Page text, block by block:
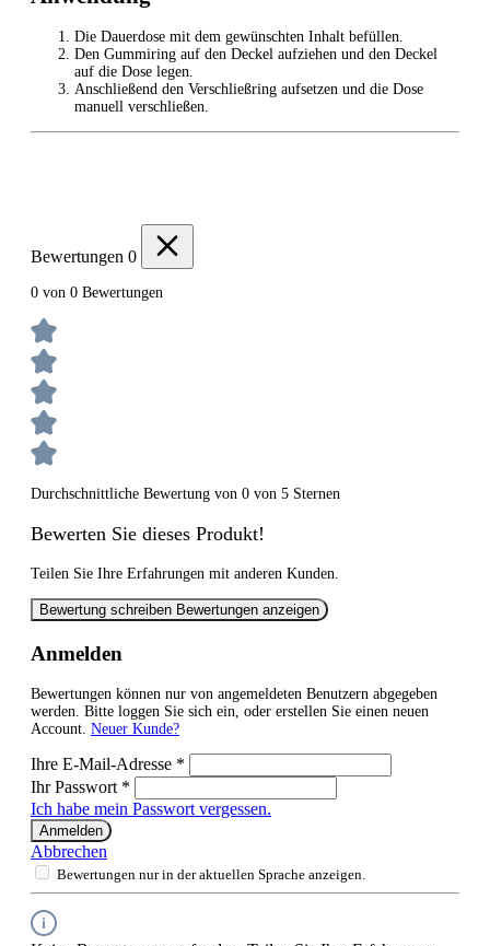
Die Dauerdose mit dem gewünschten Inhalt befüllen.
Den Gummiring auf den Deckel aufziehen und den Deckel
auf die Dose legen.
Anschließend den Verschließring aufsetzen und die Dose
manuell verschließen.
Bewertungen 0
0 von 0 Bewertungen
Durchschnittliche Bewertung von 0 von 5 Sternen
Bewerten Sie dieses Produkt!
Teilen Sie Ihre Erfahrungen mit anderen Kunden.
Bewertung schreiben Bewertungen anzeigen
Anmelden
Bewertungen können nur von angemeldeten Benutzern abgegeben
werden. Bitte loggen Sie sich ein, oder erstellen Sie einen neuen
Account. Neuer Kunde?
Ihre E-Mail-Adresse *
Ihr Passwort *
Ich habe mein Passwort vergessen.
Anmelden
Abbrechen
Bewertungen nur in der aktuellen Sprache anzeigen.